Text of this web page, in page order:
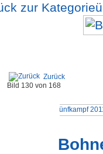
zur
Zurück
Bild 130 von 168